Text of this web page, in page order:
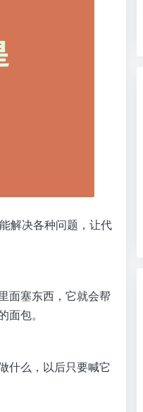
解决各种问题，让代
面塞东西，它就会帮
面包。
什么，以后只要喊它